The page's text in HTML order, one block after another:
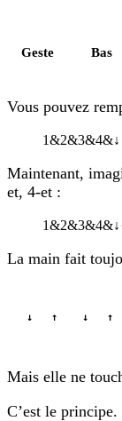
Geste Bas
Vous pouvez
1&2&3&4&↓
Maintenant,
et, 4-et :
1&2&3&4&↓
La main fait
↓   ↑    ↓   ↑
Mais elle ne
C’est le principe.